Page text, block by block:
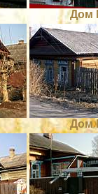
Дом
Дом